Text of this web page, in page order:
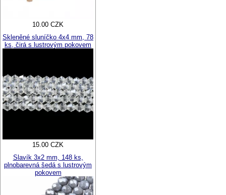
10.00 CZK
Skleněné sluníčko 4x4 mm, 78
ks, čirá s lustrovým pokovem
15.00 CZK
Slavík 3x2 mm, 148 ks,
plnobarevná šedá s lustrovým
pokovem